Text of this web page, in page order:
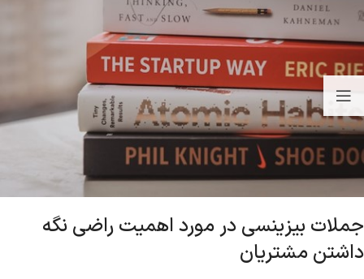
جملات بیزینسی در مورد اهمیت راضی نگه
داشتن مشتریان